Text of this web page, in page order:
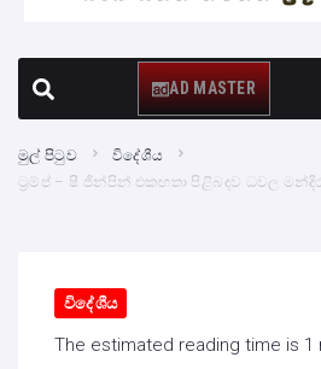
AD MASTER
මුල් පිටුව
විදේශීය
ට්‍රම්ප් – ෂී ජින්පින් එකඟතා පිළිබඳව ධවල
විදේශීය
The estimated reading time is 1